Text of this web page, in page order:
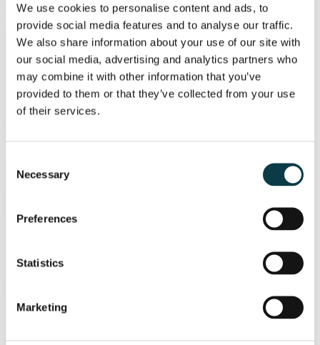
We use cookies to personalise content and ads, to
provide social media features and to analyse our traffic.
We also share information about your use of our site with
our social media, advertising and analytics partners who
may combine it with other information that you’ve
provided to them or that they’ve collected from your use
of their services.
Selection
Necessary
Preferences
Statistics
Marketing